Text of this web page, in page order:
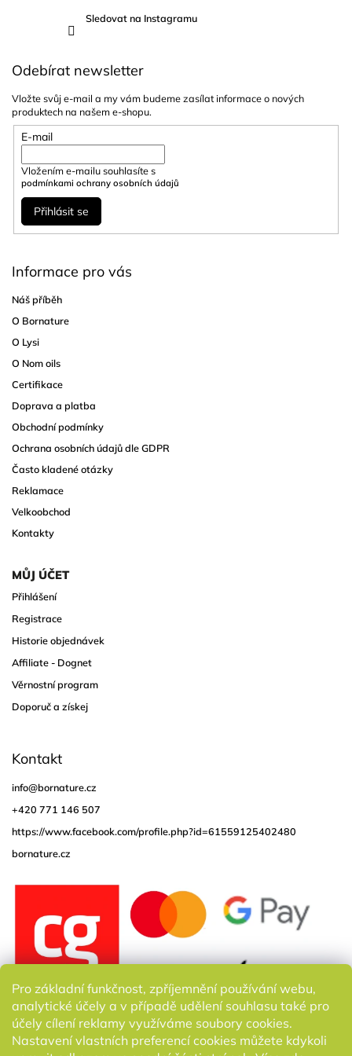
Pro základní funkčnost, zpříjemnění používání webu,
analytické účely a v případě udělení souhlasu také pro
účely cílení reklamy využíváme soubory cookies.
Nastavení vlastních preferencí cookies můžete kdykoli
Sledovat na Instagramu
Odebírat newsletter
Vložte svůj e-mail a my vám budeme zasílat informace o nových
produktech na našem e-shopu.
E-mail
Vložením e-mailu souhlasíte s
podmínkami ochrany osobních údajů
Přihlásit se
Informace pro vás
Náš příběh
O Bornature
O Lysi
O Nom oils
Certifikace
Doprava a platba
Obchodní podmínky
Ochrana osobních údajů dle GDPR
Často kladené otázky
Reklamace
Velkoobchod
Kontakty
MŮJ ÚČET
Přihlášení
Registrace
Historie objednávek
Affiliate - Dognet
Věrnostní program
Doporuč a získej
Kontakt
info@bornature.cz
+420 771 146 507
https://www.facebook.com/profile.php?id=61559125402480
bornature.cz